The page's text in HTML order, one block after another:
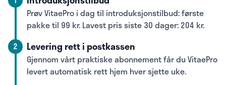
Prøv VitaePro i dag til introduksjonstilbud: første
pakke til 99 kr. Lavest pris siste 30 dager: 204 kr.
2
Levering rett i postkassen
Gjennom vårt praktiske abonnement får du VitaePro
levert automatisk rett hjem hver sjette uke.